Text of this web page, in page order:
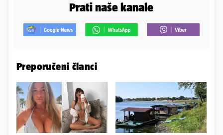
Prati naše kanale
Preporučeni članci